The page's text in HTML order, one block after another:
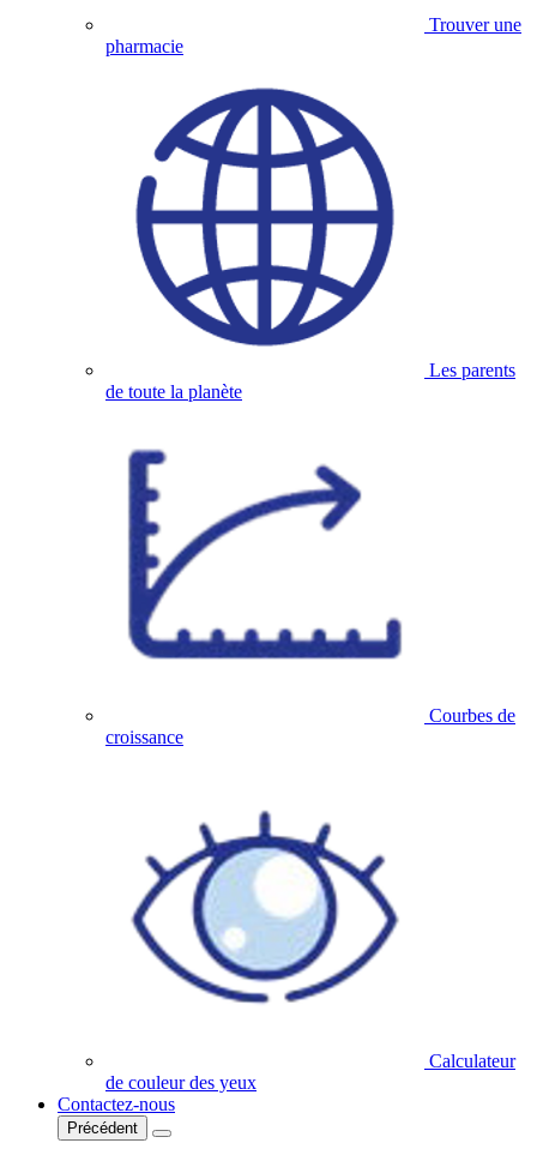
Trouver une
pharmacie
Les parents
de toute la planète
Courbes de
croissance
Calculateur
de couleur des yeux
Contactez-nous
Précédent